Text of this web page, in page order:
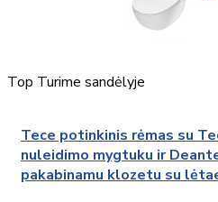
Top Turime sandėlyje
Tece potinkinis rėmas su
nuleidimo mygtuku ir Deante Peonia rimless
pakabinamu klozetu su